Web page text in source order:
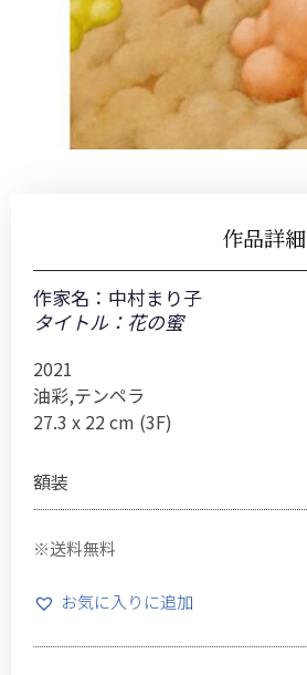
作品詳細
作家名： 中村まり子
タイトル：花の蜜
2021
油彩,テンペラ
27.3 x 22 cm (3F)
額装
※送料無料
お気に入りに追加